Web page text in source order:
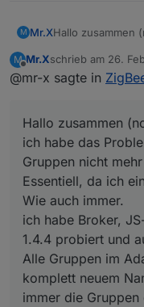
M Mr.XHallo zusammen
nicht mehr
ich eine Leuchte
im Adapter
Namen
ohne Funktion.
Woran könnte
M Mr.Xschrieb am 26.
zuletzt editiert von
@mr-x sagte in
Hallo zusammen
ich habe das
Gruppen nicht
Essentiell, da ich
Wie auch immer.
ich habe Broker,
1.4.4 probiert und
Alle Gruppen im
komplett neuem
immer die Gruppen